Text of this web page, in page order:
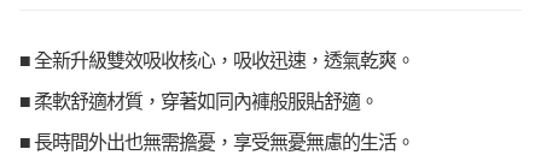
■ 全新升級雙效吸收核心，吸收迅速，透氣乾爽。
■ 柔軟舒適材質，穿著如同內褲般服貼舒適。
■ 長時間外出也無需擔憂，享受無憂無慮的生活。